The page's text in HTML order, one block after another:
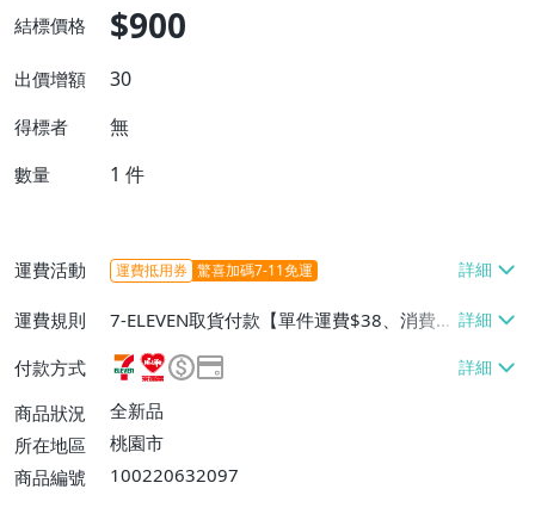
結標價格 $900
出價增額 30
得標者 無
數量 1 件
運費活動 運費抵用券 驚喜加碼7-11免運
運費規則
7-ELEVEN取貨付款【單件運費$38、消費滿
$1288免運費】、7-ELEVEN取貨不付款
【單件運費$38、消費滿$1288免運費】、
萊爾富取貨付款【單件運費$60、消費滿$1
288免運費】、郵局掛號【單件運費$80、
付款方式
商品狀況
全新品
所在地區
桃園市
商品編號
100220632097